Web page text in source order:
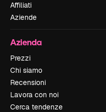
Affiliati
Aziende
Azienda
Prezzi
Chi siamo
Recensioni
Lavora con noi
Cerca tendenze